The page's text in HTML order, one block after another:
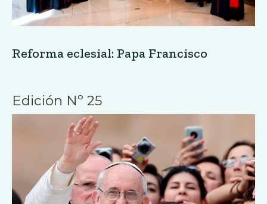
Reforma eclesial: Papa Francisco
Edición Nº 25